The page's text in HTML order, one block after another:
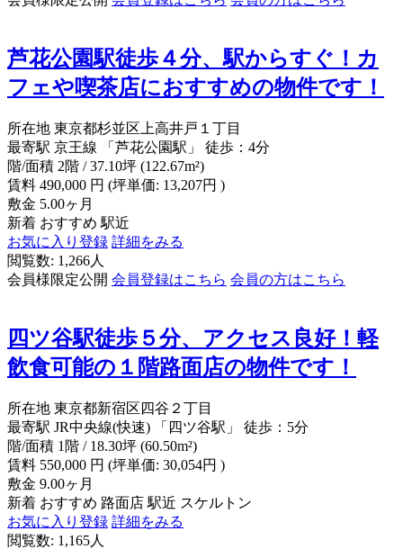
芦花公園駅徒歩４分、駅からすぐ！カ
フェや喫茶店におすすめの物件です！
所在地 東京都杉並区上高井戸１丁目
最寄駅 京王線 「芦花公園駅」 徒歩：4分
階/面積 2階 / 37.10坪 (122.67m²)
賃料 490,000 円 (坪単価: 13,207円 )
敷金 5.00ヶ月
新着 おすすめ 駅近
お気に入り登録 詳細をみる
閲覧数: 1,266人
会員様限定公開 会員登録はこちら 会員の方はこちら
四ツ谷駅徒歩５分、アクセス良好！軽
飲食可能の１階路面店の物件です！
所在地 東京都新宿区四谷２丁目
最寄駅 JR中央線(快速) 「四ツ谷駅」 徒歩：5分
階/面積 1階 / 18.30坪 (60.50m²)
賃料 550,000 円 (坪単価: 30,054円 )
敷金 9.00ヶ月
新着 おすすめ 路面店 駅近 スケルトン
お気に入り登録 詳細をみる
閲覧数: 1,165人